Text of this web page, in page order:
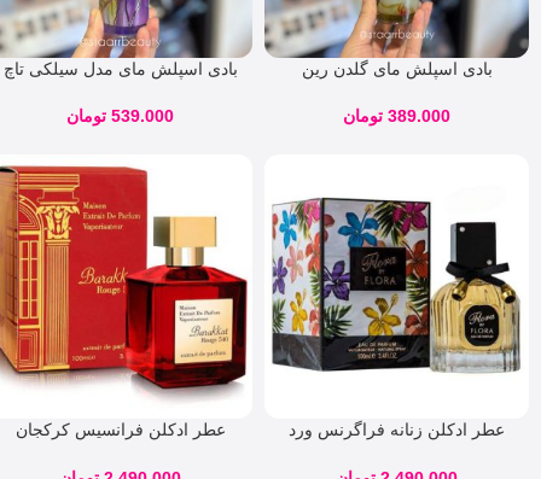
بادی اسپلش مای گلدن رین
389.000 تومان
بادی اسپلش مای مدل سیلکی تاچ
539.000 تومان
عطر ادکلن زنانه فراگرنس ورد
عطر ادکلن فرانسیس کرکجان